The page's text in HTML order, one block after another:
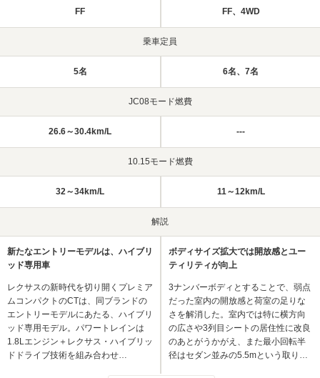
FF FF、4WD
乗車定員
5名 6名、7名
JC08モード燃費
26.6～30.4km/L ---
10.15モード燃費
32～34km/L 11～12km/L
解説
新たなエントリーモデルは、ハイブリ
ッド専用車
レクサスの新時代を切り開くプレミア
ムコンパクトのCTは、同ブランドの
エントリーモデルにあたる、ハイブリ
ッド専用モデル。パワートレインは
1.8Lエンジン＋レクサス・ハイブリッ
ドドライブ技術を組み合わせ…
ボディサイズ拡大では開放感とユー
ティリティが向上
3ナンバーボディとすることで、弱点
だった室内の開放感と荷室の足りな
さを解消した。室内では特に横方向
の広さや3列目シートの居住性に改良
のあとがうかがえ、また最小回転半
径はセダン並みの5.5mという取り…